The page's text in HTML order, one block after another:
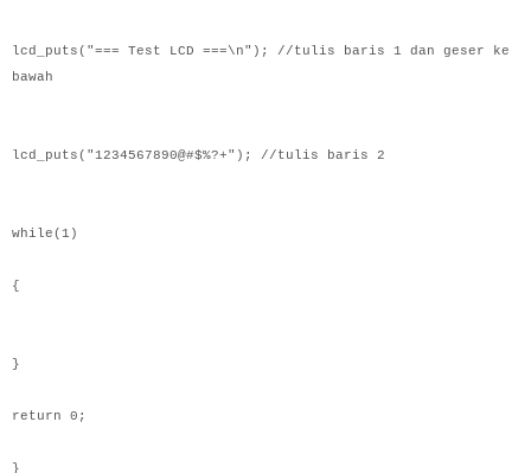
lcd_puts("=== Test LCD ===\n"); //tulis baris 1 dan geser ke
bawah
lcd_puts("1234567890@#$%?+"); //tulis baris 2
while(1)
{
}
return 0;
}